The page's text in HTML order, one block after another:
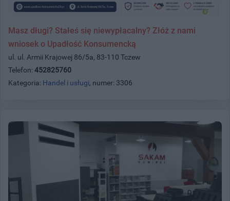
Masz długi? Stałeś się niewypłacalny? Złóż z nami
wniosek o Upadłość Konsumencką
ul. ul. Armii Krajowej 86/5a, 83-110 Tczew
Telefon: 452825760
Kategoria: Handel i usługi, numer: 3306